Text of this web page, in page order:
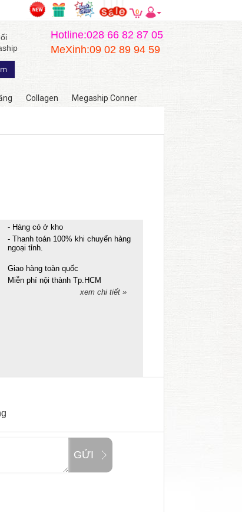
0
Hotline:028 66 82 87 05
MeXinh:09 02 89 94 59
Collagen Megaship Conner
- Hàng có ở kho
- Thanh toán 100% khi chuyển hàng
ngoại tỉnh.
Giao hàng toàn quốc
Miễn phí nội thành Tp.HCM
xem chi tiết »
GỬI